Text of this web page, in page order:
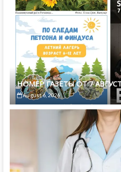
НОМЕР ГАЗЕТЫ ОТ 7
August 6, 2026